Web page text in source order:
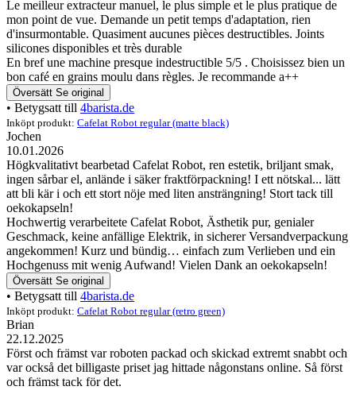
Le meilleur extracteur manuel, le plus simple et le plus pratique de
mon point de vue. Demande un petit temps d'adaptation, rien
d'insurmontable. Quasiment aucunes pièces destructibles. Joints
silicones disponibles et très durable
En bref une machine presque indestructible 5/5 . Choisissez bien un
bon café en grains moulu dans règles. Je recommande a++
Översätt Se original
• Betygsatt till 4barista.de
Inköpt produkt: Cafelat Robot regular (matte black)
Jochen
10.01.2026
Högkvalitativt bearbetad Cafelat Robot, ren estetik, briljant smak,
ingen sårbar el, anlände i säker fraktförpackning! I ett nötskal... lätt
att bli kär i och ett stort nöje med liten ansträngning! Stort tack till
oekokapseln!
Hochwertig verarbeitete Cafelat Robot, Ästhetik pur, genialer
Geschmack, keine anfällige Elektrik, in sicherer Versandverpackung
angekommen! Kurz und bündig… einfach zum Verlieben und ein
Hochgenuss mit wenig Aufwand! Vielen Dank an oekokapseln!
Översätt Se original
• Betygsatt till 4barista.de
Inköpt produkt: Cafelat Robot regular (retro green)
Brian
22.12.2025
Först och främst var roboten packad och skickad extremt snabbt och
var också det billigaste priset jag hittade någonstans online. Så först
och främst tack för det.